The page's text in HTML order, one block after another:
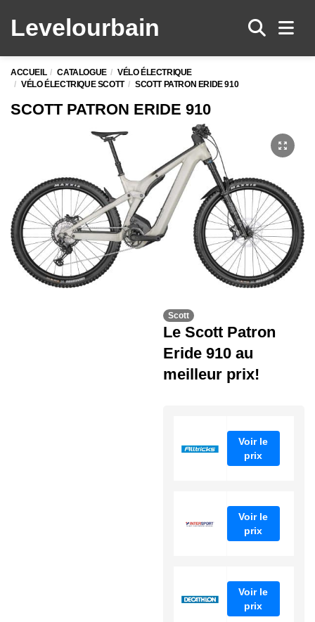
Levelourbain
ACCUEIL CATALOGUE
VÉLO ÉLECTRIQUE
VÉLO ÉLECTRIQUE SCOTT
SCOTT PATRON ERIDE 910
SCOTT PATRON ERIDE 910
Scott
Le Scott Patron
Eride 910 au
meilleur prix!
Voir le
prix
Voir le
prix
Voir le
prix